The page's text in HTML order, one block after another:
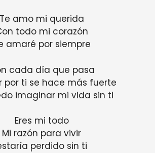
Te amo mi querida
todo mi corazón
amaré por siempre
cada día que pasa
por ti se hace más fuerte
imaginar mi vida sin ti
Eres mi todo
Mi razón para vivir
perdido sin ti